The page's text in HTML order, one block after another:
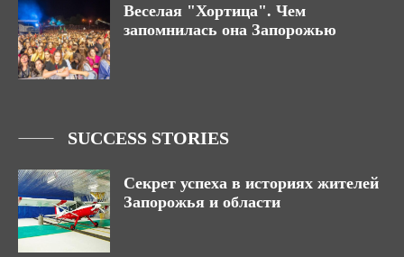
Веселая "Хортица". Чем
запомнилась она Запорожью
SUCCESS STORIES
Секрет успеха в историях жителей
Запорожья и области